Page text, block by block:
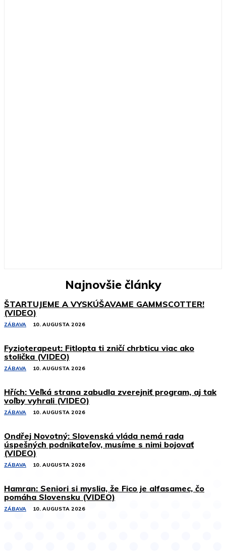
Najnovšie články
ŠTARTUJEME A VYSKÚŠAVAME GAMMSCOTTER!
(VIDEO)
ZÁBAVA 10. AUGUSTA 2026
Fyzioterapeut: Fitlopta ti zničí chrbticu viac ako
stolička (VIDEO)
ZÁBAVA 10. AUGUSTA 2026
Hřích: Veľká strana zabudla zverejniť program, aj tak
voľby vyhrali (VIDEO)
ZÁBAVA 10. AUGUSTA 2026
Ondřej Novotný: Slovenská vláda nemá rada
úspešných podnikateľov, musíme s nimi bojovať
(VIDEO)
ZÁBAVA 10. AUGUSTA 2026
Hamran: Seniori si myslia, že Fico je alfasamec, čo
pomáha Slovensku (VIDEO)
ZÁBAVA 10. AUGUSTA 2026